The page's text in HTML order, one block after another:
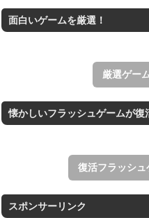
すべての矢印を画
ナムコの名作ゲー
面白いゲームを厳選！
厳選ゲー
懐かしいフラッシュゲームが復
復活フラッシ
スポンサーリンク